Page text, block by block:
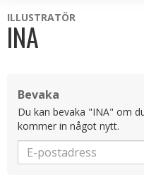
ILLUSTRATÖR
INA
Bevaka
Du kan bevaka "INA" om
kommer in något nytt.